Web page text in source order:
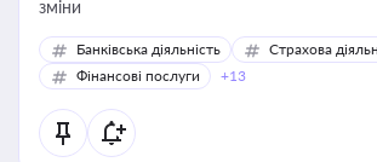
зміни
Банківська діяльність
Страхова
Фінансові послуги
+13